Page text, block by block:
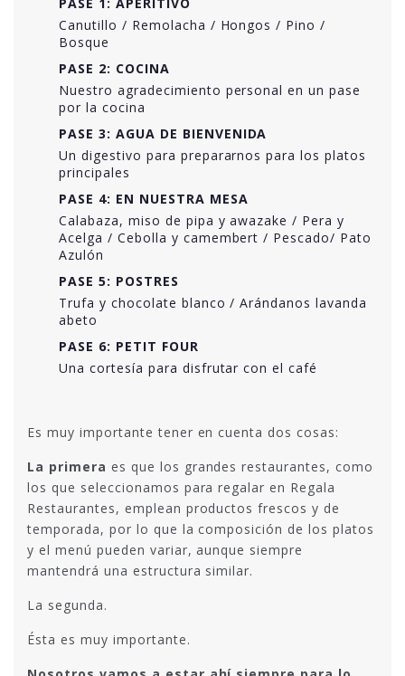
Canutillo / Remolacha / Hongos / Pino /
Bosque
PASE 2: COCINA
Nuestro agradecimiento personal en un pase
por la cocina
PASE 3: AGUA DE BIENVENIDA
Un digestivo para prepararnos para los platos
principales
PASE 4: EN NUESTRA MESA
Calabaza, miso de pipa y awazake / Pera y
Acelga / Cebolla y camembert / Pescado/ Pato
Azulón
PASE 5: POSTRES
Trufa y chocolate blanco / Arándanos lavanda
abeto
PASE 6: PETIT FOUR
Una cortesía para disfrutar con el café
Es muy importante tener en cuenta dos cosas:
La primera es que los grandes restaurantes, como
los que seleccionamos para regalar en Regala
Restaurantes, emplean productos frescos y de
temporada, por lo que la composición de los platos
y el menú pueden variar, aunque siempre
mantendrá una estructura similar.
La segunda.
Ésta es muy importante.